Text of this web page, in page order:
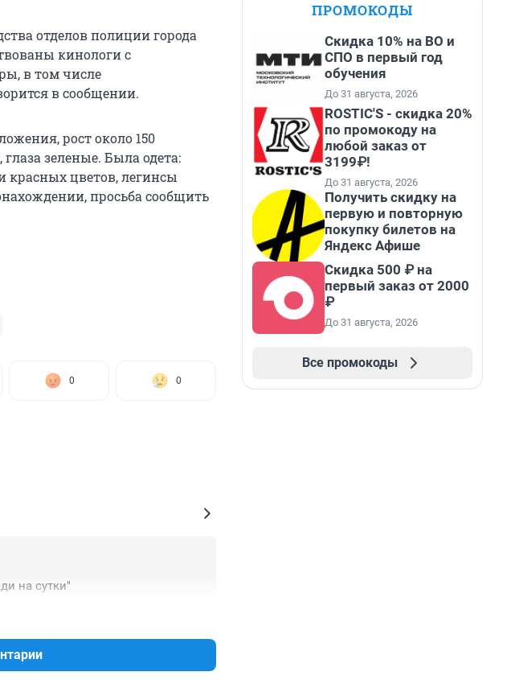
отделов полиции города
кинологи с
в том числе
в сообщении.
рост около 150
зеленые. Была одета:
красных цветов, легинсы
просьба сообщить
0 0
на сутки"
ПРОМОКОДЫ
Скидка 10% на ВО и
СПО в первый год
обучения
До 31 августа, 2026
ROSTIC'S - скидка 20%
по промокоду на
любой заказ от
3199₽!
До 31 августа, 2026
Получить скидку на
первую и повторную
покупку билетов на
Яндекс Афише
Скидка 500 ₽ на
первый заказ от 2000
₽
До 31 августа, 2026
Все промокоды